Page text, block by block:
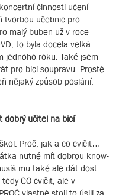
činnosti učení
tvorbou učebnic pro
malý buben už v roce
to byla docela velká
jednoho roku. Také jsem
pro bicí soupravu. Prostě
nějaký způsob poslání,
dobrý učitel na bicí
Proč, jak a co cvičit…
nutné mít dobrou know-
mu také ale dát dost
CO cvičit, ale v
vlastně stojí to úsilí za